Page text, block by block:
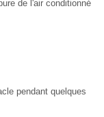
de l'air conditionné
pendant quelques